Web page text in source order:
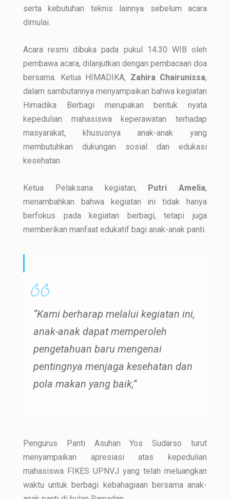
serta kebutuhan teknis lainnya sebelum acara
dimulai.
Acara resmi dibuka pada pukul 14.30 WIB oleh
pembawa acara, dilanjutkan dengan pembacaan doa
bersama. Ketua HIMADIKA, Zahira Chairunissa,
dalam sambutannya menyampaikan bahwa kegiatan
Himadika Berbagi merupakan bentuk nyata
kepedulian mahasiswa keperawatan terhadap
masyarakat, khususnya anak-anak yang
membutuhkan dukungan sosial dan edukasi
kesehatan.
Ketua Pelaksana kegiatan, Putri Amelia,
menambahkan bahwa kegiatan ini tidak hanya
berfokus pada kegiatan berbagi, tetapi juga
memberikan manfaat edukatif bagi anak-anak panti.
“Kami berharap melalui kegiatan ini,
anak-anak dapat memperoleh
pengetahuan baru mengenai
pentingnya menjaga kesehatan dan
pola makan yang baik,”
Pengurus Panti Asuhan Yos Sudarso turut
menyampaikan apresiasi atas kepedulian
mahasiswa FIKES UPNVJ yang telah meluangkan
waktu untuk berbagi kebahagiaan bersama anak-